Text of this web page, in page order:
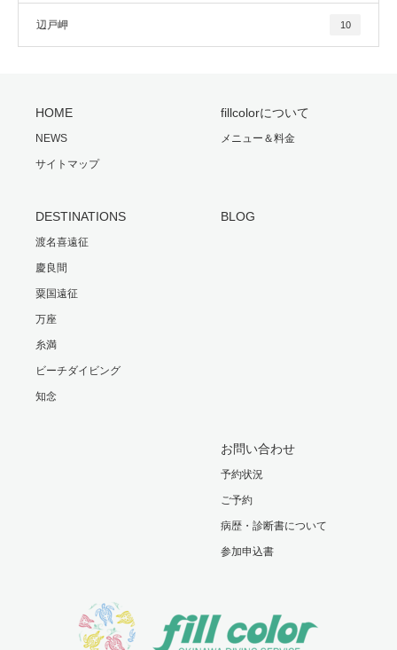
辺戸岬 10
HOME
NEWS
サイトマップ
fillcolorについて
メニュー＆料金
DESTINATIONS
渡名喜遠征
慶良間
粟国遠征
万座
糸満
ビーチダイビング
知念
BLOG
お問い合わせ
予約状況
ご予約
病歴・診断書について
参加申込書